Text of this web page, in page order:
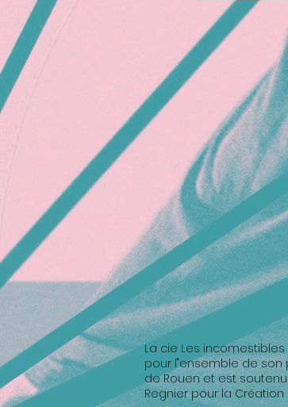
La cie Les
pour l"ensemble de son
de Rouen et est
Regnier pour la Création